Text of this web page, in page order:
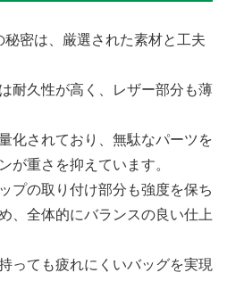
密は、厳選された素材と工夫
耐久性が高く、レザー部分も薄
化されており、無駄なパーツを
が重さを抑えています。
プの取り付け部分も強度を保ち
、全体的にバランスの良い仕上
っても疲れにくいバッグを実現